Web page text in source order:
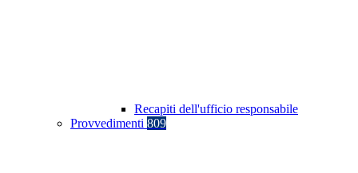
Recapiti dell'ufficio responsabile
Provvedimenti 809